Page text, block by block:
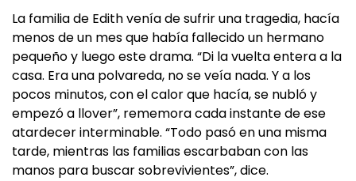
La familia de Edith venía de sufrir una tragedia, hacía
menos de un mes que había fallecido un hermano
pequeño y luego este drama. “Di la vuelta entera a la
casa. Era una polvareda, no se veía nada. Y a los
pocos minutos, con el calor que hacía, se nubló y
empezó a llover”, rememora cada instante de ese
atardecer interminable. “Todo pasó en una misma
tarde, mientras las familias escarbaban con las
manos para buscar sobrevivientes”, dice.